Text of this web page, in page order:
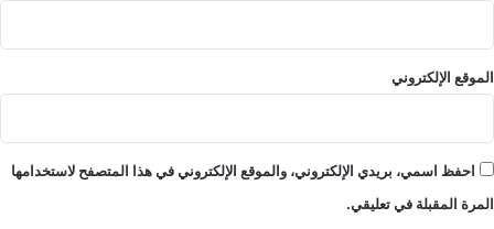
الموقع الإلكتروني
احفظ اسمي، بريدي الإلكتروني، والموقع الإلكتروني في هذا المتصفح لاستخدامها
المرة المقبلة في تعليقي.